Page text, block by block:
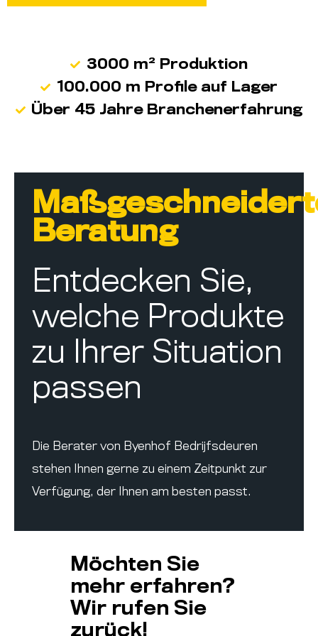
3000 m² Produktion
100.000 m Profile auf Lager
Über 45 Jahre Branchenerfahrung
Beratung
Entdecken Sie,
welche Produkte
zu Ihrer Situation
passen
Die Berater von Byenhof Bedrijfsdeuren
stehen Ihnen gerne zu einem Zeitpunkt zur
Verfügung, der Ihnen am besten passt.
Möchten Sie
mehr erfahren?
Wir rufen Sie
zurück!